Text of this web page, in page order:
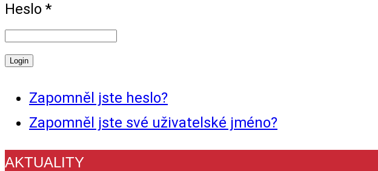
Heslo *
Zapomněl jste heslo?
Zapomněl jste své uživatelské jméno?
AKTUALITY